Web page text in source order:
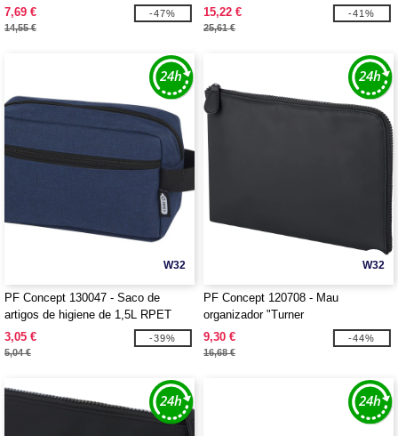
em RPET GRS "Tundra"
7,69 €
14,55 €
-47%
reciclado GRS "Felta"
15,22 €
25,61 €
-41%
W32
PF Concept 130047 - Saco de
artigos de higiene de 1,5L RPET
com certificado GRS "Ross"
3,05 €
5,04 €
-39%
W32
PF Concept 120708 - Mau
organizador "Turner
9,30 €
16,68 €
-44%